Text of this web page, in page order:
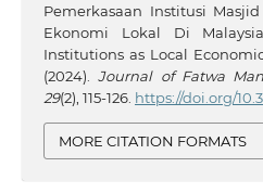
Pemerkasaan Institusi
Ekonomi Lokal Di
Institutions as Local
(2024).Journal of Fatwa
29(2), 115-126. https://doi.org/
MORE CITATION FORMATS